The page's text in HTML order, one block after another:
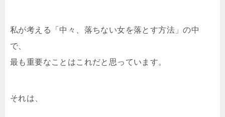
私が考える「中々、落ちない女を落とす方法」の中
で、
最も重要なことはこれだと思っています。
それは、